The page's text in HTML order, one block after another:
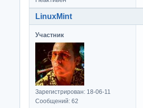
LinuxMint
Участник
Зарегистрирован: 18-06-11
Сообщений: 62